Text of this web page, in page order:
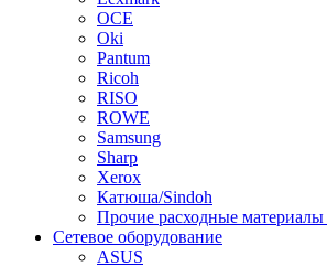
OCE
Oki
Pantum
Ricoh
RISO
ROWE
Samsung
Sharp
Xerox
Катюша/Sindoh
Прочие расходные
Сетевое оборудование
ASUS